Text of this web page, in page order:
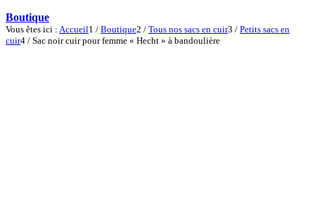
Boutique
Vous êtes ici : Accueil1 / Boutique2 / Tous nos sacs en cuir3 / Petits sacs en
cuir4 / Sac noir cuir pour femme « Hecht » à bandoulière